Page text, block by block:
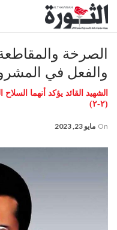
الصرخة والمقاطعة
والفعل في
الشهيد القائد يؤكد أنهما
(٢-٢)
On مايو 23, 2023